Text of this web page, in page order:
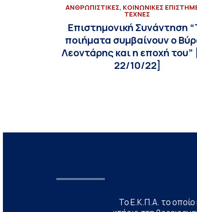
ΑΝΘΡΩΠΙΣΤΙΚΕΣ, ΚΟΙΝΩΝΙΚΕΣ
ΤΕΧΝΕΣ
Επιστημονική Συνάντηση
ποιήματα συμβαίνουν ο
Λεοντάρης και η εποχή του”
22/10/22]
Το Ε.Κ.Π.Α. το οποίο